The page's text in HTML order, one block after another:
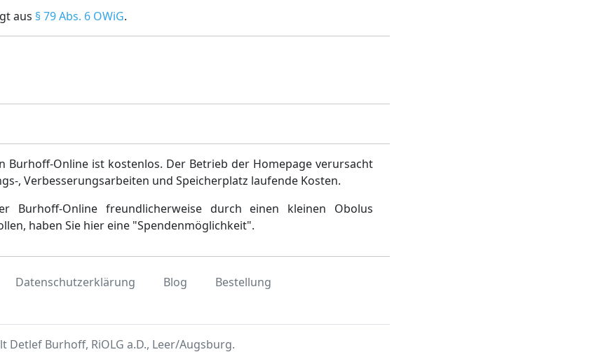
aus § 79 Abs. 6 OWiG.
Burhoff-Online ist kostenlos. Der Betrieb der Homepage verursacht
, Verbesserungsarbeiten und Speicherplatz laufende Kosten.
Burhoff-Online freundlicherweise durch einen kleinen Obolus
haben Sie hier eine "Spendenmöglichkeit".
Datenschutzerklärung Blog Bestellung
Detlef Burhoff, RiOLG a.D., Leer/Augsburg.